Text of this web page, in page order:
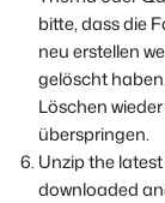
bitte, dass die
neu erstellen
gelöscht
Löschen
überspringen.
Unzip the
downloaded